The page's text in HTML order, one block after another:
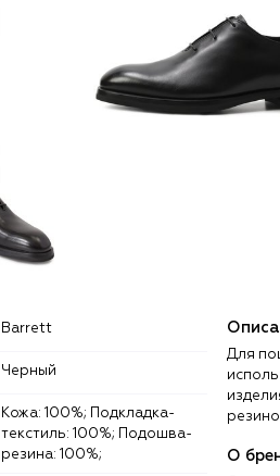
Barrett
Черный
Кожа: 100%; Подкладка-
текстиль: 100%; Подошва-
резина: 100%;
Для
О